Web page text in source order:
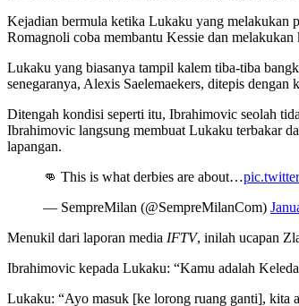
Kejadian bermula ketika Lukaku yang melakukan
Romagnoli coba membantu Kessie dan
Lukaku yang biasanya tampil kalem tiba-tiba
senegaranya, Alexis Saelemaekers, ditepis dengan
Ditengah kondisi seperti itu, Ibrahimovic seolah
Ibrahimovic langsung membuat Lukaku terbakar
lapangan.
👊 This is what derbies are about…
— SempreMilan (@SempreMilanCom)
Menukil dari laporan media IFTV, inilah ucapan
Ibrahimovic kepada Lukaku: “Kamu adalah
Lukaku: “Ayo masuk [ke lorong ruang ganti], kita